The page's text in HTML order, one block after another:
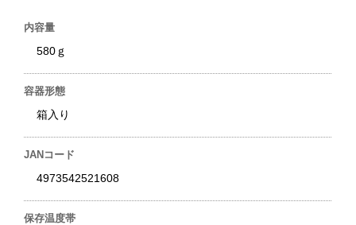
内容量
580ｇ
容器形態
箱入り
JANコード
4973542521608
保存温度帯